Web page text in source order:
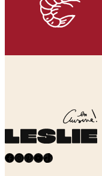
Facebook InstagramPinterest YouTube TikTok